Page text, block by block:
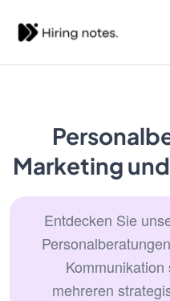
Marketing
Entdecken Sie
mehreren